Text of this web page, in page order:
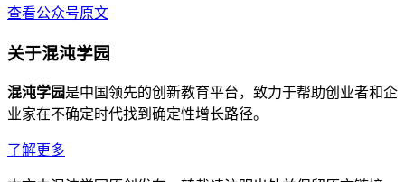
查看公众号原文
关于混沌学园
混沌学园是中国领先的创新教育平台，致力于帮助创业者和企
业家在不确定时代找到确定性增长路径。
了解更多